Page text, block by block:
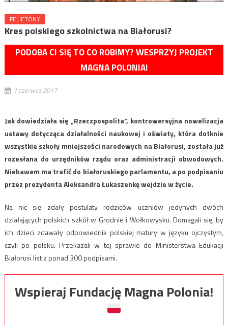
FELIETONY
Kres polskiego szkolnictwa na Białorusi?
PODOBA CI SIĘ TO CO ROBIMY? WESPRZYJ PROJEKT
MAGNA POLONIA!
1 czerwca 2017
Jak dowiedziała się „Rzeczpospolita”, kontrowersyjna nowelizacja
ustawy dotycząca działalności naukowej i oświaty, która dotknie
wszystkie szkoły mniejszości narodowych na Białorusi, została już
rozesłana do urzędników rządu oraz administracji obwodowych.
Niebawem ma trafić do białoruskiego parlamentu, a po podpisaniu
przez prezydenta Aleksandra Łukaszenkę wejdzie w życie.
Na nic się zdały postulaty rodziców uczniów jedynych dwóch
działających polskich szkół w Grodnie i Wołkowysku. Domagali się, by
ich dzieci zdawały odpowiednik polskiej matury w języku ojczystym,
czyli po polsku. Przekazali w tej sprawie do Ministerstwa Edukacji
Białorusi list z ponad 300 podpisami.
Wspieraj Fundację Magna Polonia!